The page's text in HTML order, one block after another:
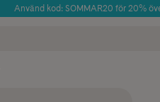
Använd kod: SOMMAR20 för 20%